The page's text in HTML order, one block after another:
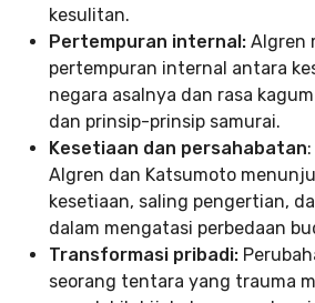
kesulitan.
Pertempuran internal: Algren
pertempuran internal antara
negara asalnya dan rasa
dan prinsip-prinsip samurai.
Kesetiaan dan persahabatan
Algren dan Katsumoto
kesetiaan, saling pengertian,
dalam mengatasi perbedaan
Transformasi pribadi:
seorang tentara yang trauma